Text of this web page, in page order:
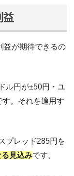
益
益が期待できるの
ル円が±50円・ユ
。それを適用す
プレッド285円を
見込みです。